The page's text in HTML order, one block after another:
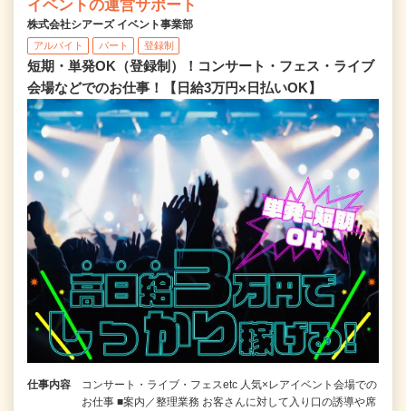
イベントの運営サポート
株式会社シアーズ イベント事業部
アルバイト パート 登録制
短期・単発OK（登録制）！コンサート・フェス・ライブ
会場などでのお仕事！【日給3万円×日払いOK】
仕事内容
コンサート・ライブ・フェスetc 人気×レアイベント会場での
お仕事 ■案内／整理業務 お客さんに対して入り口の誘導や席